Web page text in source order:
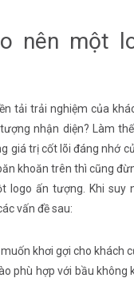
nên một
tải trải nghiệm của
nhận diện? Làm
giá trị cốt lõi đáng nhớ
khoăn trên thì cũng
logo ấn tượng. Khi suy
vấn đề sau:
khơi gợi cho khách
phù hợp với bầu không